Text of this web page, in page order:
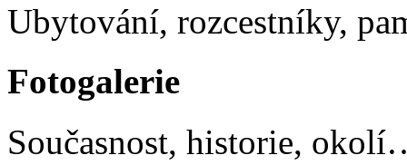
Ubytování, rozcestníky,
Fotogalerie
Současnost, historie,